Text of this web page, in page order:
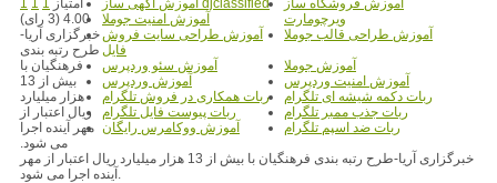
آموزش فروشگاه ساز
ویرچومارت
آموزش آگهی ساز djclassified
آموزش امنیت جوملا
آموزش طراحی قالب جوملا
آموزش طراحی سایت فروش
فایل
آموزش جوملا
آموزش سئو وردپرس
آموزش امنیت وردپرس
آموزش وردپرس
ربات دکمه شیشه ای تلگرام
ربات همکاری در فروش تلگرام
ربات جذب ممبر تلگرام
ربات پیوست فایل تلگرام
ربات ضد اسپم تلگرام
آموزش ووکامرس رایگان
1 1 1 امتیاز
4.00 (3 رای)
خبرگزاری آریا-
طرح رتبه بندی
فرهنگیان با
بیش از 13
هزار میلیارد
ریال اعتبار از
مهر آینده اجرا
می شود.
خبرگزاری آریا-طرح رتبه بندی فرهنگیان با بیش از 13 هزار میلیارد ریال اعتبار از مهر
آینده اجرا می شود.